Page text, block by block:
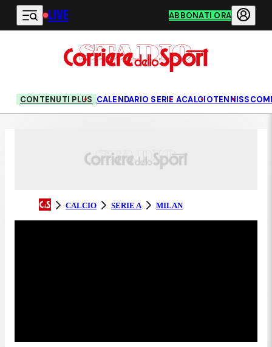
Vai al contenuto principale
LIVE ABBONATI ORA
CONTENUTI PLUS CALENDARIO SERIE ACALCIOTENNIS
CALCIO SERIE A MILAN